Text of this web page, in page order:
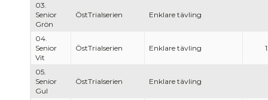
03.
Senior
Grön
ÖstTrialserien Enklare tävling
04.
Senior
Vit
ÖstTrialserien Enklare tävling
05.
Senior
Gul
ÖstTrialserien Enklare tävling